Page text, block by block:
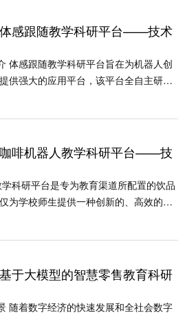
体感跟随教学科研平台——技术
体感跟随教学科研平台旨在为机器人创
供强大的应用平台，该平台全自主研
机械臂视觉跟随运动功能和应用，为教
咖啡机器人教学科研平台——技
科研平台是专为教育渠道所配置的饮品
为学校师生提供一种创新的、高效的、
决方案。还可以为学生提供勤工俭学机
于大模型的智慧零售教育科研
随着数字经济的快速发展和全社会数字